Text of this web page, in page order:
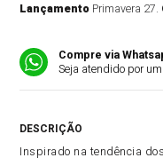
Lançamento Primavera 27.
Compre via
Seja atendido por
Inspirado na tendência